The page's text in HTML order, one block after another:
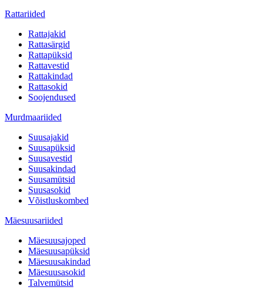
Rattariided
Rattajakid
Rattasärgid
Rattapüksid
Rattavestid
Rattakindad
Rattasokid
Soojendused
Murdmaariided
Suusajakid
Suusapüksid
Suusavestid
Suusakindad
Suusamütsid
Suusasokid
Võistluskombed
Mäesuusariided
Mäesuusajoped
Mäesuusapüksid
Mäesuusakindad
Mäesuusasokid
Talvemütsid